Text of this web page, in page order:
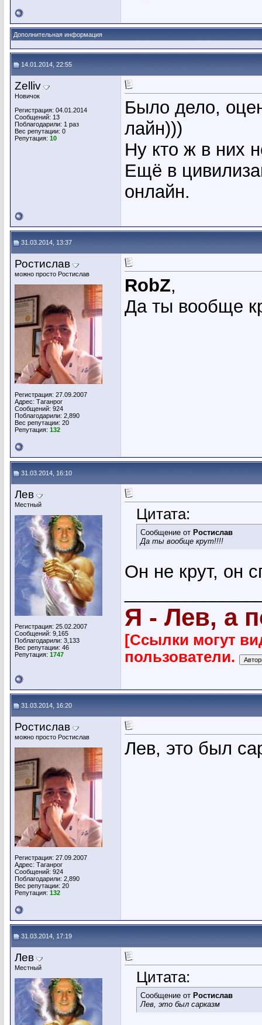
Дополнительная информация
14.01.2014, 22:55
Zelliv
Новичок
Регистрация: 04.01.2014
Сообщений: 13
Поблагодарили: 1 раз
Вес репутации: 0
Репутация: 10
Было дело,
лайн)))
Ну кто ж в них
Ещё в
онлайн.
31.03.2014, 13:37
Ростислав
можно просто Ростислав
Регистрация: 27.09.2007
Адрес: Таганрог
Сообщений: 924
Поблагодарили: 2,890
Вес репутации: 20
Репутация: 132
RobZ,
Да ты вообще
31.03.2014, 16:10
Лев
Местный
Регистрация: 25.02.2007
Сообщений: 9,165
Поблагодарили: 3,133
Вес репутации: 46
Репутация: 1747
Цитата:
Сообщение от Ростислав
Да ты вообще крут!!!!
Он не крут, он
Я - Лев, а
[Ссылки могут
пользователи.
31.03.2014, 16:20
Ростислав
можно просто Ростислав
Регистрация: 27.09.2007
Адрес: Таганрог
Сообщений: 924
Поблагодарили: 2,890
Вес репутации: 20
Репутация: 132
Лев, это был
31.03.2014, 17:19
Лев
Местный
Цитата:
Сообщение от Ростислав
Лев, это был сарказм